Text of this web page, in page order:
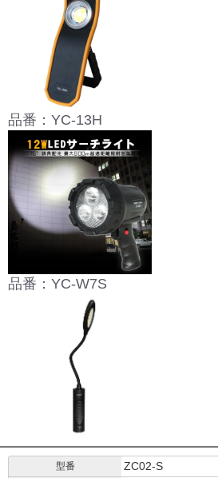
品番：YC-13H
品番：YC-W7S
型番 ZC02-S